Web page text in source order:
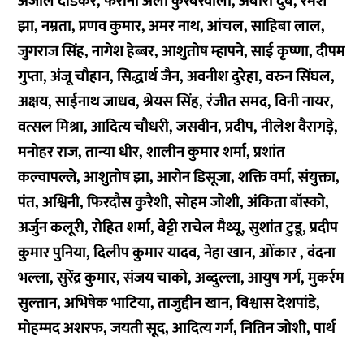
झा, नम्रता, प्रणव कुमार, अमर नाथ, आंचल, साहिबा लाल,
जुगराज सिंह, नागेश हेब्बर, आशुतोष म्हापने, साई कृष्णा, दीपम
गुप्ता, अंजू चौहान, सिद्धार्थ जैन, अवनीश दुरेहा, वरुन सिंघल,
अक्षय, साईनाथ जाधव, श्रेयस सिंह, रंजीत समद, विनी नायर,
वत्सल मिश्रा, आदित्य चौधरी, जसवीन, प्रदीप, नीलेश वैरागड़े,
मनोहर राज, तान्या धीर, शालीन कुमार शर्मा, प्रशांत
कल्वापल्ले, आशुतोष झा, आरोन डिसूजा, शक्ति वर्मा, संयुक्ता,
पंत, अश्विनी, फिरदौस कुरैशी, सोहम जोशी, अंकिता बॉस्को,
अर्जुन कलूरी, रोहित शर्मा, बेट्टी राचेल मैथ्यू, सुशांत टुडू, प्रदीप
कुमार पुनिया, दिलीप कुमार यादव, नेहा खान, ओंकार , वंदना
भल्ला, सुरेंद्र कुमार, संजय चाको, अब्दुल्ला, आयुष गर्ग, मुकर्रम
सुल्तान, अभिषेक भाटिया, ताजुद्दीन खान, विश्वास देशपांडे,
मोहम्मद अशरफ, जयती सूद, आदित्य गर्ग, नितिन जोशी, पार्थ